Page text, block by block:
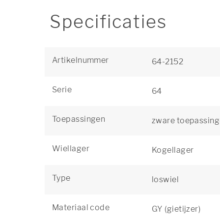
Specificaties
Artikelnummer 64-2152
Serie 64
Toepassingen zware
Wiellager Kogellager
Type loswiel
Materiaal code GY (gietijzer)